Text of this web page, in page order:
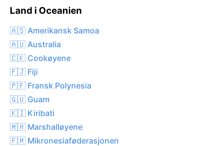
Land i Oceanien
🇦🇸 Amerikansk Samoa
🇦🇺 Australia
🇨🇰 Cookøyene
🇫🇯 Fiji
🇵🇫 Fransk Polynesia
🇬🇺 Guam
🇰🇮 Kiribati
🇲🇭 Marshalløyene
🇫🇲 Mikronesiaføderasjonen